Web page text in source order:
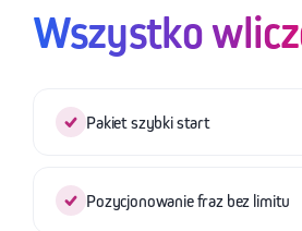
Wszystko
Pakiet szybki start
start, żebyś nie musiał
pierwsze efekty naszych
Pozycjonowanie fraz bez limitu